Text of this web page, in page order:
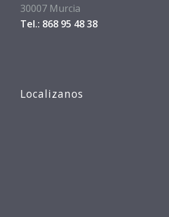
30007 Murcia
Tel.: 868 95 48 38
Localizanos